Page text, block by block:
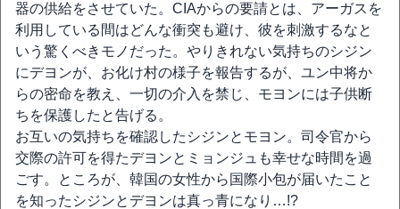
器の供給をさせていた。CIAからの要請とは、アーガスを
利用している間はどんな衝突も避け、彼を刺激するなと
いう驚くべきモノだった。やりきれない気持ちのシジン
にデヨンが、お化け村の様子を報告するが、ユン中将か
らの密命を教え、一切の介入を禁じ、モヨンには子供断
ちを保護したと告げる。
お互いの気持ちを確認したシジンとモヨン。司令官から
交際の許可を得たデヨンとミョンジュも幸せな時間を過
ごす。ところが、韓国の女性から国際小包が届いたこと
を知ったシジンとデヨンは真っ青になり…!?